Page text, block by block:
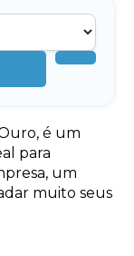
é um
para
um
muito seus